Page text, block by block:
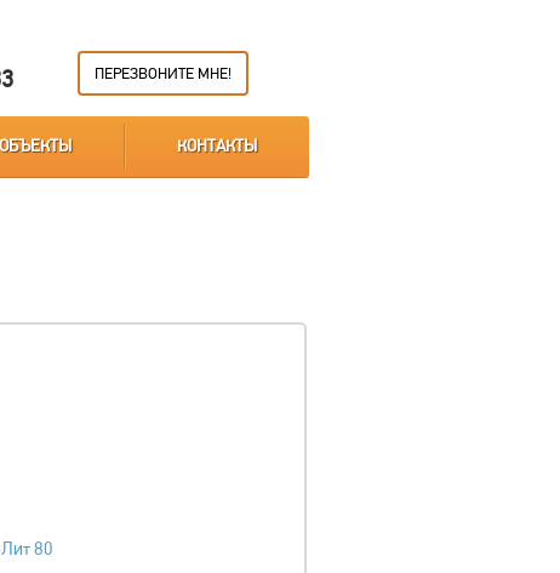
ПЕРЕЗВОНИТЕ МНЕ!
ОБЪЕКТЫ КОНТАКТЫ
80